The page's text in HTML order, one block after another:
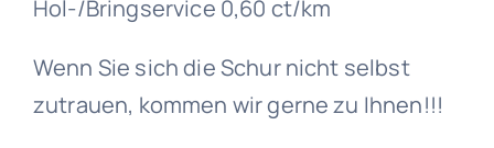
Hol-/Bringservice 0,60 ct/km
Wenn Sie sich die Schur nicht selbst
zutrauen, kommen wir gerne zu Ihnen!!!